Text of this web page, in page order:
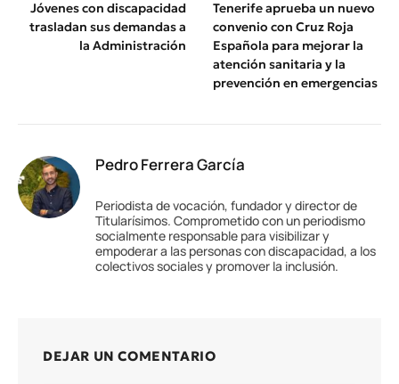
Jóvenes con discapacidad
trasladan sus demandas a
la Administración
Tenerife aprueba un nuevo
convenio con Cruz Roja
Española para mejorar la
atención sanitaria y la
prevención en emergencias
Pedro Ferrera García
Periodista de vocación, fundador y director de
Titularísimos. Comprometido con un periodismo
socialmente responsable para visibilizar y
empoderar a las personas con discapacidad, a los
colectivos sociales y promover la inclusión.
DEJAR UN COMENTARIO